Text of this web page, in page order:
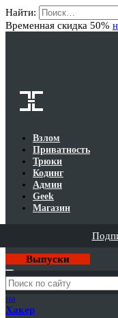
Найти:
Временная скидка 50%
Взлом
Приватность
Трюки
Кодинг
Админ
Geek
Магазин
Выпуски
Годовая
подписка
на
Хакер